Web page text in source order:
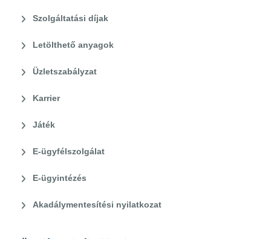
Szolgáltatási díjak
Letölthető anyagok
Üzletszabályzat
Karrier
Játék
E-ügyfélszolgálat
E-ügyintézés
Akadálymentesítési nyilatkozat